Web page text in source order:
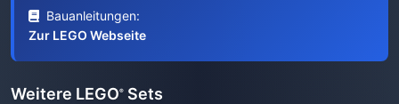
Bauanleitungen:
Zur LEGO Webseite
Weitere LEGO® Sets